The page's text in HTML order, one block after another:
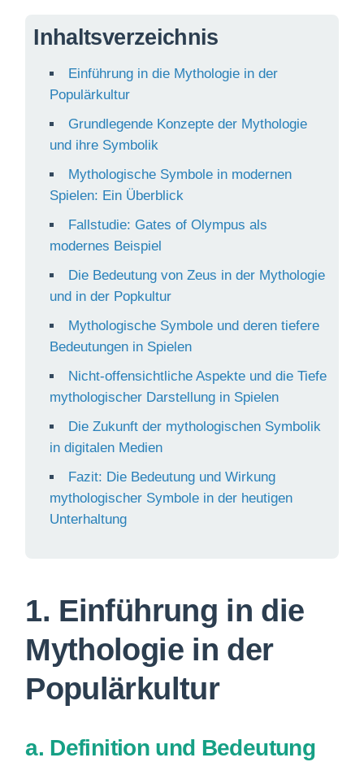
Inhaltsverzeichnis
Einführung in die Mythologie in der
Populärkultur
Grundlegende Konzepte der Mythologie
und ihre Symbolik
Mythologische Symbole in modernen
Spielen: Ein Überblick
Fallstudie: Gates of Olympus als
modernes Beispiel
Die Bedeutung von Zeus in der Mythologie
und in der Popkultur
Mythologische Symbole und deren tiefere
Bedeutungen in Spielen
Nicht-offensichtliche Aspekte und die Tiefe
mythologischer Darstellung in Spielen
Die Zukunft der mythologischen Symbolik
in digitalen Medien
Fazit: Die Bedeutung und Wirkung
mythologischer Symbole in der heutigen
Unterhaltung
1. Einführung in die
Mythologie in der
Populärkultur
a. Definition und Bedeutung